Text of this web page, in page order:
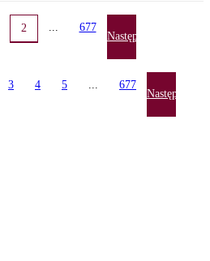
2 677
Następna
3 4 5 677
Następna